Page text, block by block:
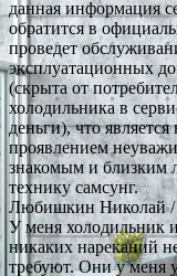
данная информация
обратится в
проведет
эксплуатационных
(скрыта от
холодильника в
деньги), что
проявлением
знакомым и близким
технику самсунг.
Любишкин Николай/
У меня холодильник
никаких нареканий
требуют. Они у меня